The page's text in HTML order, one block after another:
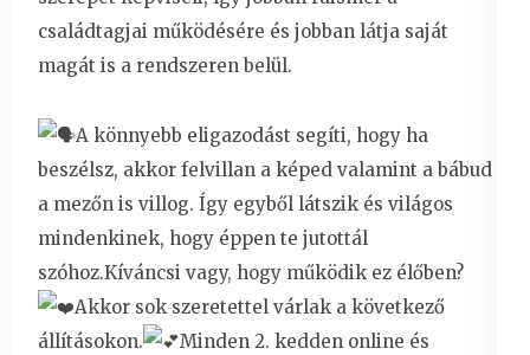
családtagjai működésére és jobban látja saját
magát is a rendszeren belül.
A könnyebb eligazodást segíti, hogy ha
beszélsz, akkor felvillan a képed valamint a bábud
a mezőn is villog. Így egyből látszik és világos
mindenkinek, hogy éppen te jutottál
szóhoz.Kíváncsi vagy, hogy működik ez élőben?
Akkor sok szeretettel várlak a következő
állításokon.
Minden 2. kedden online és